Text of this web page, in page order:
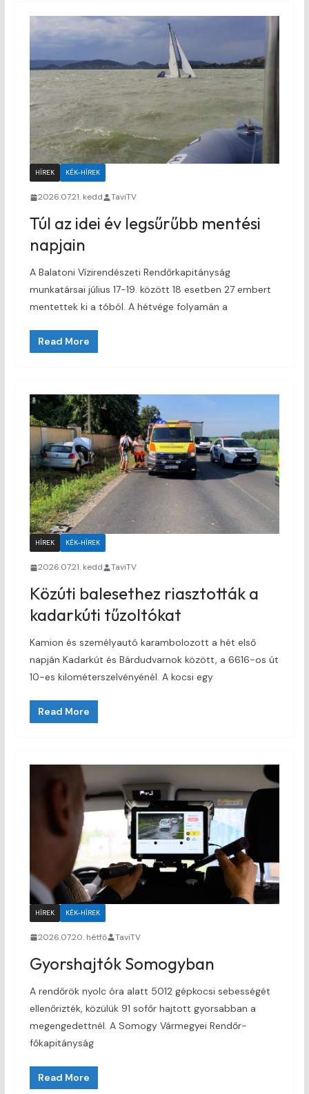
HÍREK KÉK-HÍREK
2026.07.21. kedd TaviTV
Túl az idei év legsűrűbb mentési
napjain
A Balatoni Vízirendészeti Rendőrkapitányság
munkatársai július 17-19. között 18 esetben 27 embert
mentettek ki a tóból. A hétvége folyamán a
Read More
HÍREK KÉK-HÍREK
2026.07.21. kedd TaviTV
Közúti balesethez riasztották a
kadarkúti tűzoltókat
Kamion és személyautó karambolozott a hét első
napján Kadarkút és Bárdudvarnok között, a 6616-os út
10-es kilométerszelvényénél. A kocsi egy
Read More
HÍREK KÉK-HÍREK
2026.07.20. hétfő TaviTV
Gyorshajtók Somogyban
A rendőrök nyolc óra alatt 5012 gépkocsi sebességét
ellenőrizték, közülük 91 sofőr hajtott gyorsabban a
megengedettnél. A Somogy Vármegyei Rendőr-
főkapitányság
Read More